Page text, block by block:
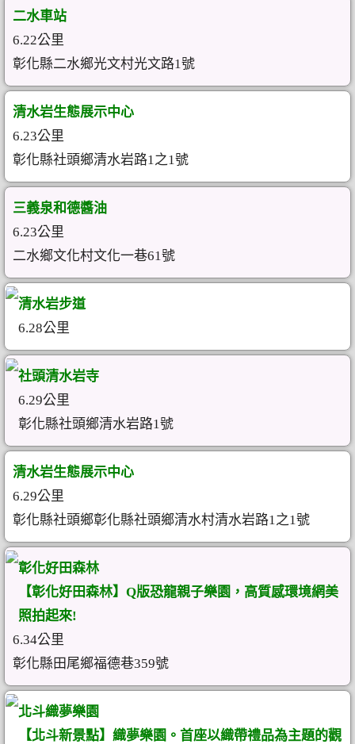
二水車站
6.22公里
彰化縣二水鄉光文村光文路1號
清水岩生態展示中心
6.23公里
彰化縣社頭鄉清水岩路1之1號
三義泉和德醬油
6.23公里
二水鄉文化村文化一巷61號
清水岩步道
6.28公里
社頭清水岩寺
6.29公里
彰化縣社頭鄉清水岩路1號
清水岩生態展示中心
6.29公里
彰化縣社頭鄉彰化縣社頭鄉清水村清水岩路1之1號
彰化好田森林
【彰化好田森林】Q版恐龍親子樂園，高質感環境網美
照拍起來!
6.34公里
彰化縣田尾鄉福德巷359號
北斗織夢樂園
【北斗新景點】織夢樂園。首座以織帶禮品為主題的觀